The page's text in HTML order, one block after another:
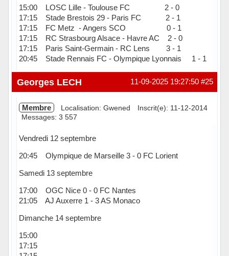
15:00 LOSC Lille - Toulouse FC 2 - 0
17:15 Stade Brestois 29 - Paris FC 2 - 1
17:15 FC Metz - Angers SCO 0 - 1
17:15 RC Strasbourg Alsace - Havre AC 2 - 0
17:15 Paris Saint-Germain - RC Lens 3 - 1
20:45 Stade Rennais FC - Olympique Lyonnais 1 - 1
Hors ligne #25
11-09-2025 19:27:50
Georges LECH
Membre Localisation: Gwened
Inscrit(e): 11-12-2014
Messages: 3 557
Vendredi 12 septembre
20:45 Olympique de Marseille 3 - 0 FC Lorient
Samedi 13 septembre
17:00 OGC Nice 0 - 0 FC Nantes
21:05 AJ Auxerre 1 - 3 AS Monaco
Dimanche 14 septembre
15:00 LOSC Lille 3 - 1 Toulouse FC
17:15 Stade Brestois 29 2 - 2 Paris FC